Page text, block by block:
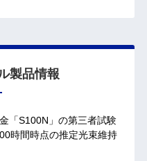
製品情報
「S100N」の第三者試験
時間時点の推定光束維持